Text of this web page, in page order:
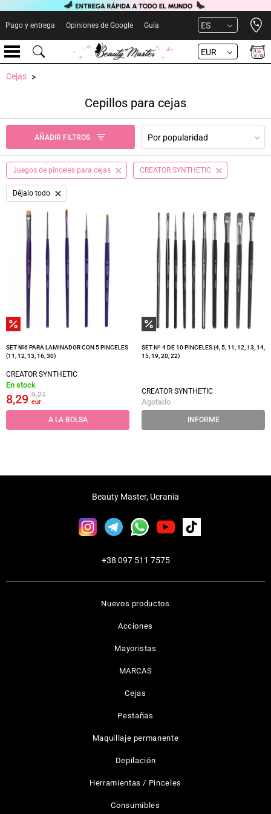
Pago y entrega Opiniones de Google Guía ES
EUR
Cejas
Cepillos para cejas
AÑADIR FILTROS Por popularidad
Juegos de pinceles para cejas CREATOR SYNTHETIC
Déjalo todo
SET №6 PARA LAMINADOR CON 5 PINCELES
(11, 12, 13, 16, 30)
CREATOR SYNTHETIC
En stock
8,29 9,21
eur
A LA BOLSA
SET Nº 4 DE 10 PINCELES (4, 5, 11, 12, 13, 14,
15, 19, 20, 22)
CREATOR SYNTHETIC
Agotado
INFORME
Nuevos productos
Acciones
Mayoristas
MARCAS
Cejas
Pestañas
Maquillaje permanente
Depilación
Herramientas / Pinceles
Consumibles
Beauty Master, Ucrania
+38 097 511 7575